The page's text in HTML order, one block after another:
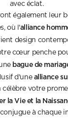
avec éclat.
également leur
où l'alliance
design
cœur penche
bague de
d'une alliance
célèbre votre
la Vie et la
à chaque